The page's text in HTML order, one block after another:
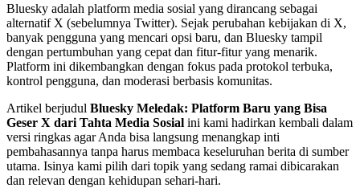
Bluesky adalah platform media sosial yang dirancang sebagai
alternatif X (sebelumnya Twitter). Sejak perubahan kebijakan di X,
banyak pengguna yang mencari opsi baru, dan Bluesky tampil
dengan pertumbuhan yang cepat dan fitur-fitur yang menarik.
Platform ini dikembangkan dengan fokus pada protokol terbuka,
kontrol pengguna, dan moderasi berbasis komunitas.
Artikel berjudul Bluesky Meledak: Platform Baru yang Bisa
Geser X dari Tahta Media Sosial ini kami hadirkan kembali dalam
versi ringkas agar Anda bisa langsung menangkap inti
pembahasannya tanpa harus membaca keseluruhan berita di sumber
utama. Isinya kami pilih dari topik yang sedang ramai dibicarakan
dan relevan dengan kehidupan sehari-hari.